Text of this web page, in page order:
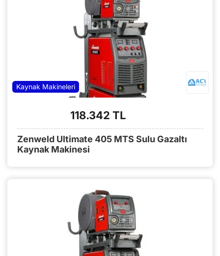
Kaynak Makineleri
118.342 TL
Zenweld Ultimate 405 MTS Sulu Gazaltı
Kaynak Makinesi